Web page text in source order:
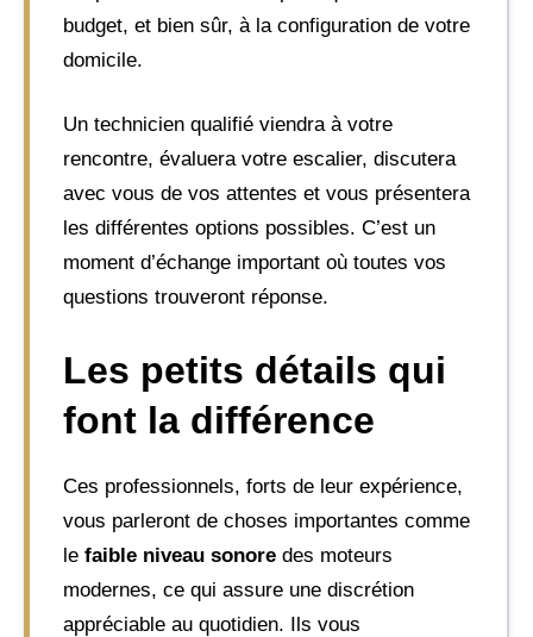
budget, et bien sûr, à la configuration de votre
domicile.
Un technicien qualifié viendra à votre
rencontre, évaluera votre escalier, discutera
avec vous de vos attentes et vous présentera
les différentes options possibles. C’est un
moment d’échange important où toutes vos
questions trouveront réponse.
Les petits détails qui
font la différence
Ces professionnels, forts de leur expérience,
vous parleront de choses importantes comme
le faible niveau sonore des moteurs
modernes, ce qui assure une discrétion
appréciable au quotidien. Ils vous